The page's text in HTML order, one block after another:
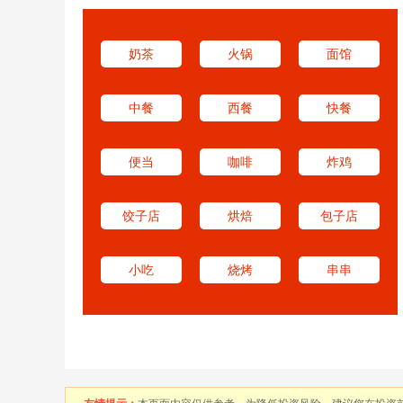
奶茶 火锅 面馆
中餐 西餐 快餐
便当 咖啡 炸鸡
饺子店 烘焙 包子店
小吃 烧烤 串串